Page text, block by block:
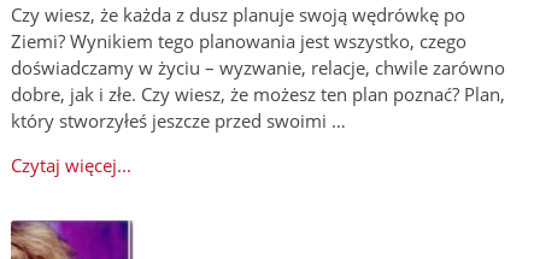
Czy wiesz, że każda z dusz planuje swoją wędrówkę po
Ziemi? Wynikiem tego planowania jest wszystko, czego
doświadczamy w życiu – wyzwanie, relacje, chwile zarówno
dobre, jak i złe. Czy wiesz, że możesz ten plan poznać? Plan,
który stworzyłeś jeszcze przed swoimi …
Czytaj więcej...